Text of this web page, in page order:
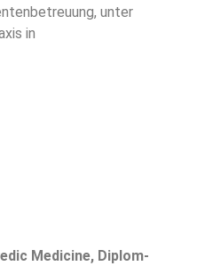
unter
in
Medicine, Diplom-